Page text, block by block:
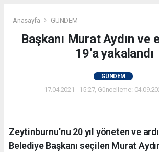
Anasayfa GÜNDEM
Başkanı Murat Aydın ve
19’a yakalandı
GÜNDEM
17.04.2021 - 15:27, Güncelleme:
Zeytinburnu'nu 20 yıl yöneten ve
Belediye Başkanı seçilen Murat